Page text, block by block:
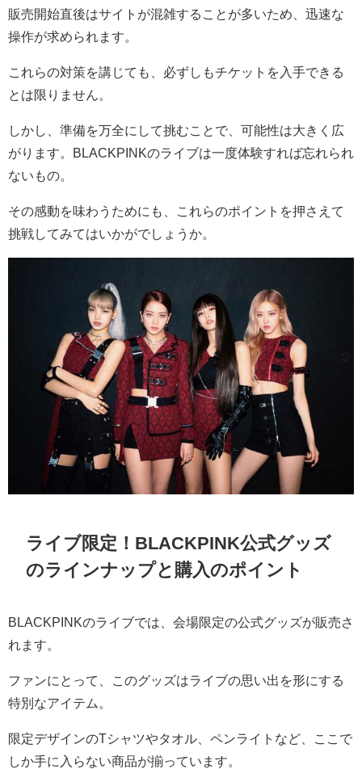
販売開始直後はサイトが混雑することが多いため、迅速な
操作が求められます。
これらの対策を講じても、必ずしもチケットを入手できる
とは限りません。
しかし、準備を万全にして挑むことで、可能性は大きく広
がります。BLACKPINKのライブは一度体験すれば忘れられ
ないもの。
その感動を味わうためにも、これらのポイントを押さえて
挑戦してみてはいかがでしょうか。
ライブ限定！BLACKPINK公式グッズ
のラインナップと購入のポイント
BLACKPINKのライブでは、会場限定の公式グッズが販売さ
れます。
ファンにとって、このグッズはライブの思い出を形にする
特別なアイテム。
限定デザインのTシャツやタオル、ペンライトなど、ここで
しか手に入らない商品が揃っています。